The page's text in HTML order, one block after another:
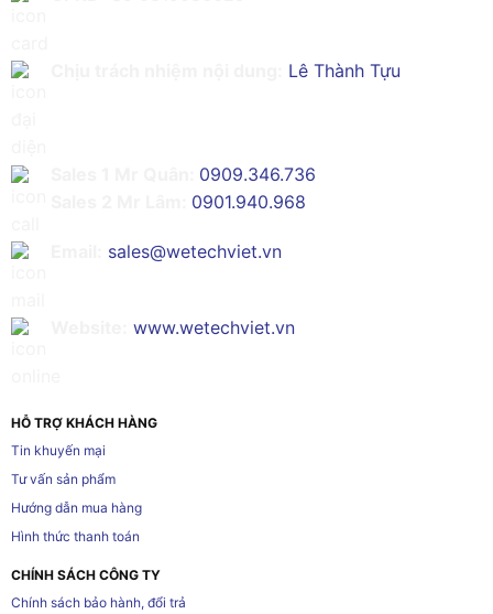
Lê Thành Tựu
0909.346.736
0901.940.968
sales@wetechviet.vn
www.wetechviet.vn
HỖ TRỢ KHÁCH HÀNG
Tin khuyến mại
Tư vấn sản phẩm
Hướng dẫn mua hàng
Hình thức thanh toán
CHÍNH SÁCH CÔNG TY
Chính sách bảo hành, đổi trả